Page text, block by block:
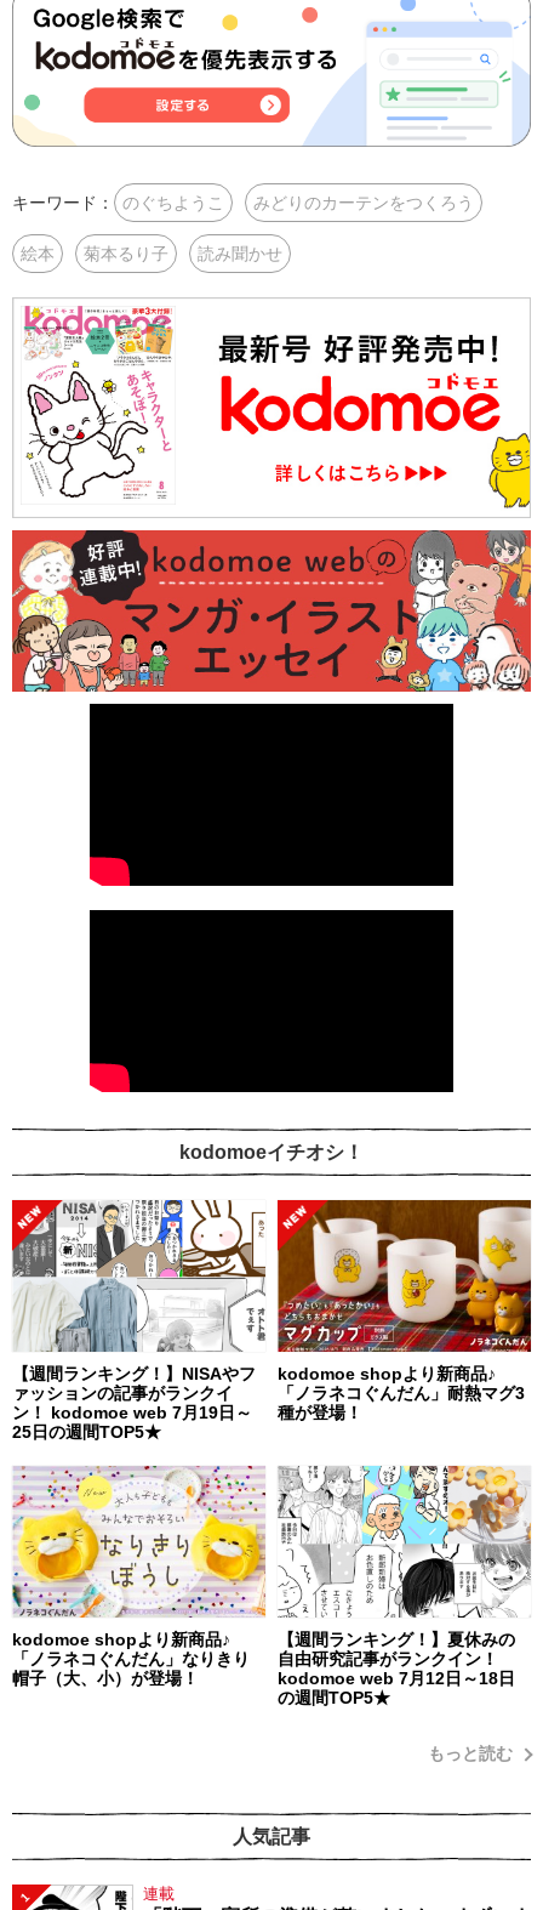
キーワード： のぐちようこ みどりのカーテンをつくろう
絵本 菊本るり子 読み聞かせ
kodomoeイチオシ！
【週間ランキング！】NISAやフ
ァッションの記事がランクイ
ン！ kodomoe web 7月19日～
25日の週間TOP5★
kodomoe shopより新商品♪
「ノラネコぐんだん」耐熱マグ3
種が登場！
kodomoe shopより新商品♪
「ノラネコぐんだん」なりきり
帽子（大、小）が登場！
【週間ランキング！】夏休みの
自由研究記事がランクイン！
kodomoe web 7月12日～18日
の週間TOP5★
もっと読む
人気記事
1 連載